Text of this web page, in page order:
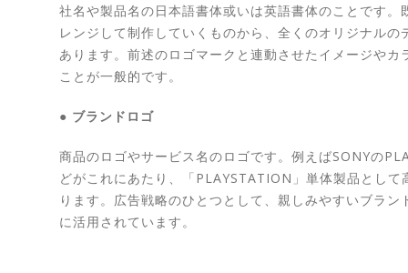
社名や製品名の日本語書体或いは英語書体のことです。
レンジして制作していくものから、全くのオリジナルの
あります。前述のロゴマークと連動させたイメージやカ
ことが一般的です。
● ブランドロゴ
商品のロゴやサービス名のロゴです。例えばSONYの
どがこれにあたり、「PLAYSTATION」単体製品として
ります。広告戦略のひとつとして、親しみやすいブラン
に活用されています。